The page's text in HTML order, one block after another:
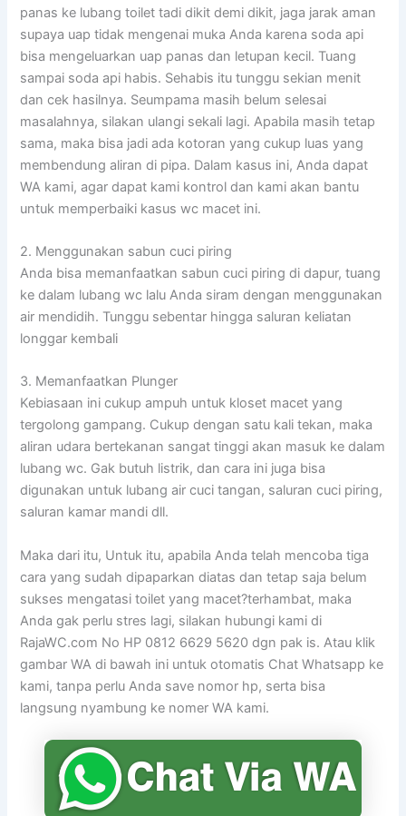
panas ke lubang toilet tadi dikit demi dikit, jaga jarak aman
supaya uap tidak mengenai muka Anda karena soda api
bisa mengeluarkan uap panas dan letupan kecil. Tuang
sampai soda api habis. Sehabis itu tunggu sekian menit
dan cek hasilnya. Seumpama masih belum selesai
masalahnya, silakan ulangi sekali lagi. Apabila masih tetap
sama, maka bisa jadi ada kotoran yang cukup luas yang
membendung aliran di pipa. Dalam kasus ini, Anda dapat
WA kami, agar dapat kami kontrol dan kami akan bantu
untuk memperbaiki kasus wc macet ini.
2. Menggunakan sabun cuci piring
Anda bisa memanfaatkan sabun cuci piring di dapur, tuang
ke dalam lubang wc lalu Anda siram dengan menggunakan
air mendidih. Tunggu sebentar hingga saluran keliatan
longgar kembali
3. Memanfaatkan Plunger
Kebiasaan ini cukup ampuh untuk kloset macet yang
tergolong gampang. Cukup dengan satu kali tekan, maka
aliran udara bertekanan sangat tinggi akan masuk ke dalam
lubang wc. Gak butuh listrik, dan cara ini juga bisa
digunakan untuk lubang air cuci tangan, saluran cuci piring,
saluran kamar mandi dll.
Maka dari itu, Untuk itu, apabila Anda telah mencoba tiga
cara yang sudah dipaparkan diatas dan tetap saja belum
sukses mengatasi toilet yang macet?terhambat, maka
Anda gak perlu stres lagi, silakan hubungi kami di
RajaWC.com No HP 0812 6629 5620 dgn pak is. Atau klik
gambar WA di bawah ini untuk otomatis Chat Whatsapp ke
kami, tanpa perlu Anda save nomor hp, serta bisa
langsung nyambung ke nomer WA kami.